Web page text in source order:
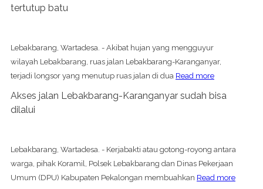
tertutup batu
Lebakbarang, Wartadesa. - Akibat hujan yang mengguyur
wilayah Lebakbarang, ruas jalan Lebakbarang-Karanganyar,
terjadi longsor yang menutup ruas jalan di dua Read more
Akses jalan Lebakbarang-Karanganyar sudah bisa
dilalui
Lebakbarang, Wartadesa. - Kerjabakti atau gotong-royong antara
warga, pihak Koramil, Polsek Lebakbarang dan Dinas Pekerjaan
Umum (DPU) Kabupaten Pekalongan membuahkan Read more